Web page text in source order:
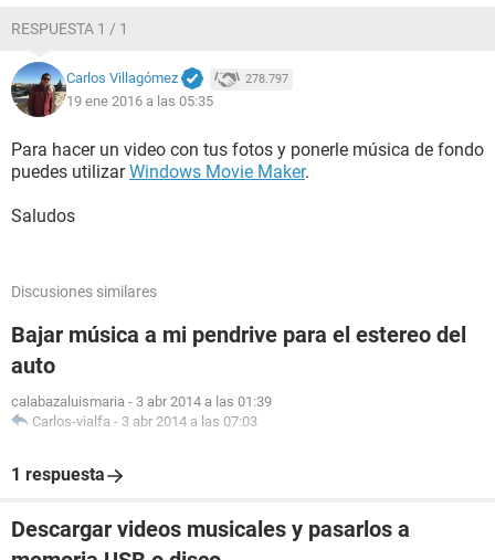
RESPUESTA 1 / 1
Carlos Villagómez 278.797
19 ene 2016 a las 05:35
Para hacer un video con tus fotos y ponerle música de fondo
puedes utilizarWindows Movie Maker.
Saludos
Discusiones similares
Bajar música a mi pendrive para el estereo del
auto
calabazaluismaria - 3 abr 2014 a las 01:39
Carlos-vialfa - 3 abr 2014 a las 07:03
1 respuesta
Descargar videos musicales y pasarlos a